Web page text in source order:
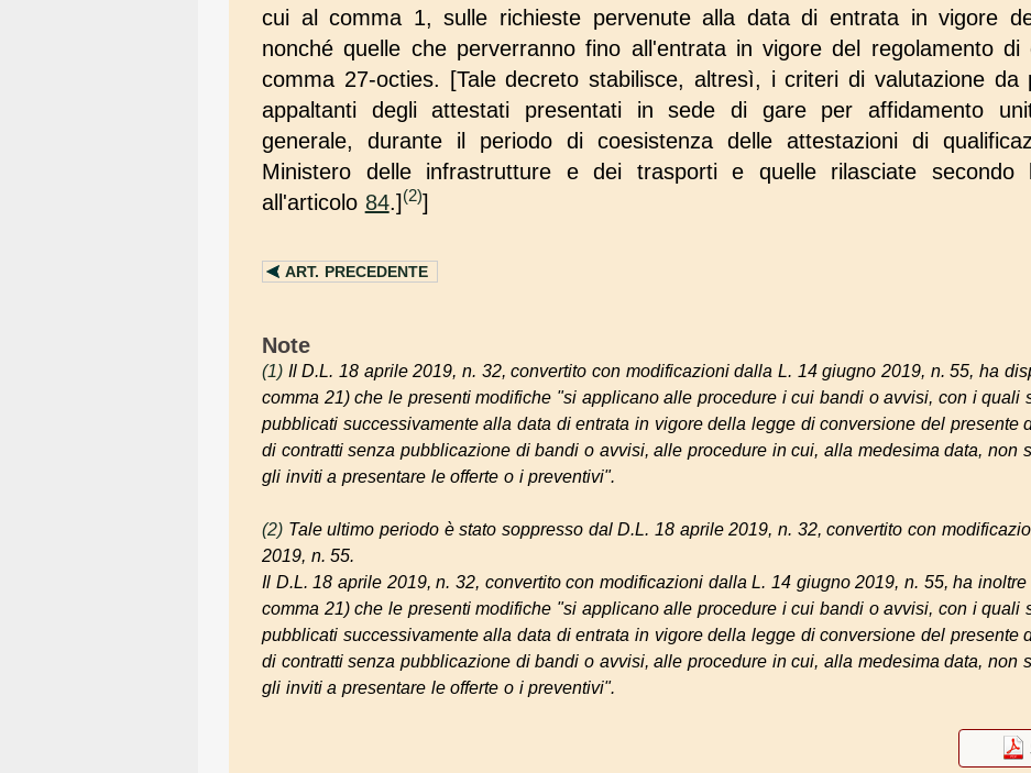
cui al comma 1, sulle richieste pervenute alla data di entrata in vigore
nonché quelle che perverranno fino all'entrata in vigore del regolamento di
comma 27-octies. [Tale decreto stabilisce, altresì, i criteri di valutazione da
appaltanti degli attestati presentati in sede di gare per affidamento
generale, durante il periodo di coesistenza delle attestazioni di
Ministero delle infrastrutture e dei trasporti e quelle rilasciate
all'articolo 84.] (2)]
ART. PRECEDENTE
Note
(1) Il D.L. 18 aprile 2019, n. 32, convertito con modificazioni dalla L. 14 giugno 2019, n. 55, ha
comma 21) che le presenti modifiche "si applicano alle procedure i cui bandi o avvisi, con i quali
pubblicati successivamente alla data di entrata in vigore della legge di conversione del presente
di contratti senza pubblicazione di bandi o avvisi, alle procedure in cui, alla medesima data, non
gli inviti a presentare le offerte o i preventivi".
(2) Tale ultimo periodo è stato soppresso dal D.L. 18 aprile 2019, n. 32, convertito con
2019, n. 55.
Il D.L. 18 aprile 2019, n. 32, convertito con modificazioni dalla L. 14 giugno 2019, n. 55, ha
comma 21) che le presenti modifiche "si applicano alle procedure i cui bandi o avvisi, con i quali
pubblicati successivamente alla data di entrata in vigore della legge di conversione del presente
di contratti senza pubblicazione di bandi o avvisi, alle procedure in cui, alla medesima data, non
gli inviti a presentare le offerte o i preventivi".